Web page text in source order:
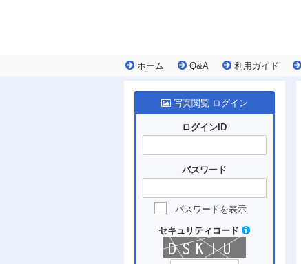
ホーム Q&A 利用ガイド
写真閲覧 ログイン
ログインID
パスワード
パスワードを表示
セキュリティコード